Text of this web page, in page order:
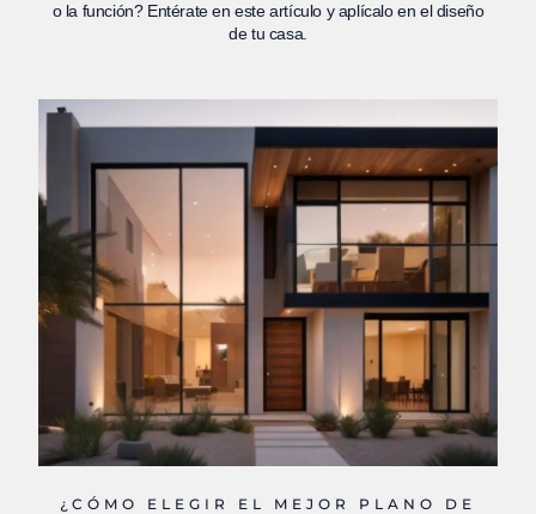
o la función? Entérate en este artículo y aplícalo en el diseño
de tu casa.
¿CÓMO ELEGIR EL MEJOR PLANO DE